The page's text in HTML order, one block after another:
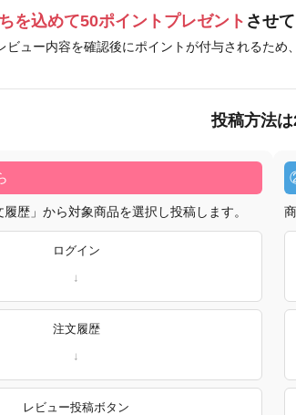
を込めて50ポイントプレゼント させ
ュー内容を確認後にポイントが付与されるた
投稿方法は
歴」から対象商品を選択し投稿します。
ログイン
注文履歴
レビュー投稿ボタン